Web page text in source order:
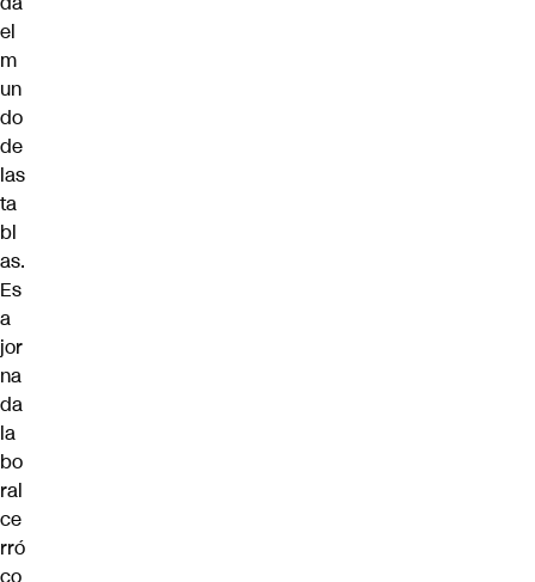
el
m
un
do
de
las
ta
bl
as.
Es
a
jor
na
da
la
bo
ral
ce
rró
co